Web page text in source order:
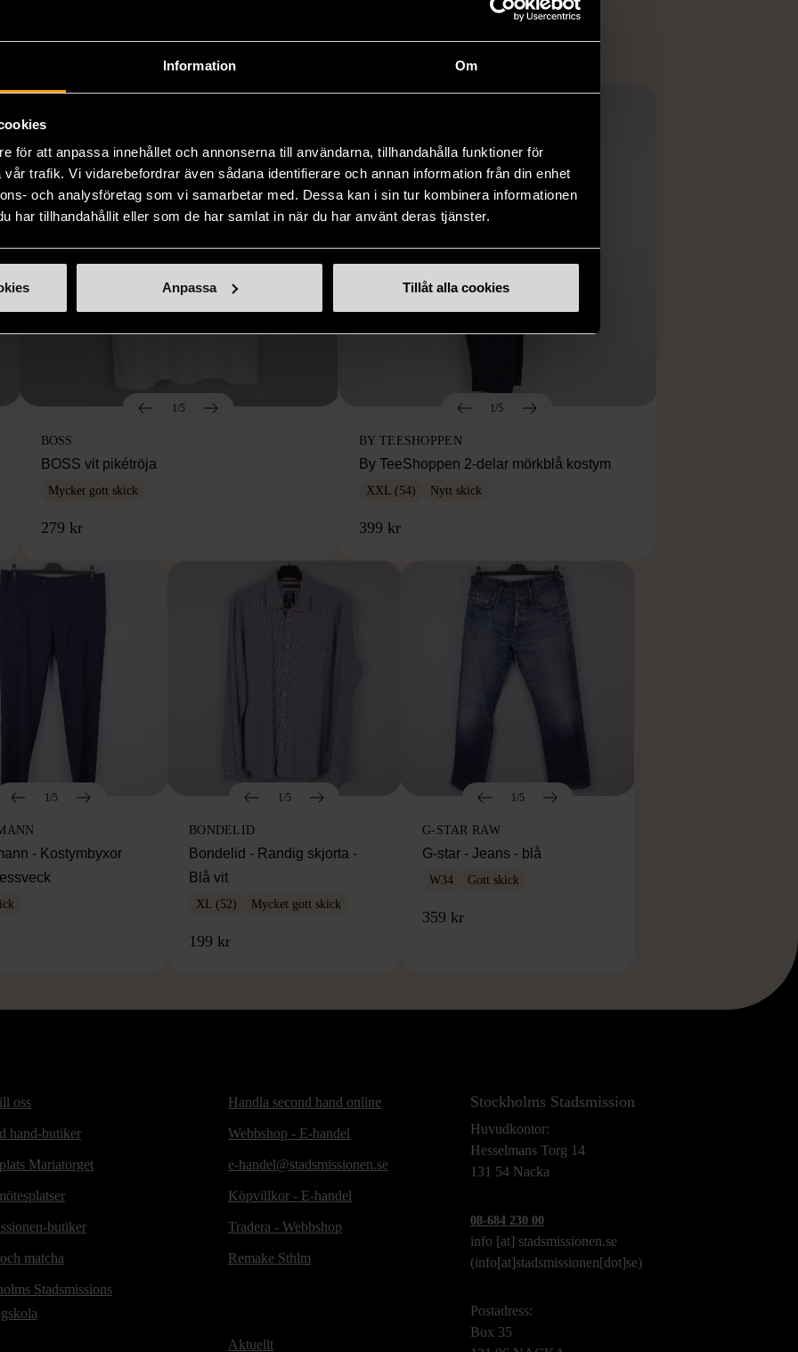
Information Om
för att anpassa innehållet och annonserna till användarna, tillhandahålla funktioner för
trafik. Vi vidarebefordrar även sådana identifierare och annan information från din enhet
och analysföretag som vi samarbetar med. Dessa kan i sin tur kombinera informationen
har tillhandahållit eller som de har samlat in när du har använt deras tjänster.
Anpassa Tillåt alla cookies
1/5
BOSS
BOSS vit pikétröja
Mycket gott skick
279 kr
1/5
BY TEESHOPPEN
By TeeShoppen 2-delar mörkblå kostym
XXL (54) Nytt skick
399 kr
1/5
- Kostymbyxor
1/5
BONDELID
Bondelid - Randig skjorta -
Blå vit
XL (52) Mycket gott skick
199 kr
1/5
G-STAR RAW
G-star - Jeans - blå
W34 Gott skick
359 kr
oss
hand-butiker
Mariatorget
butiker
matcha
Stadsmissions
Handla second hand online
Webbshop - E-handel
e-handel@stadsmissionen.se
Köpvillkor - E-handel
Tradera - Webbshop
Remake Sthlm
Aktuellt
Stockholms Stadsmission
Huvudkontor:
Hesselmans Torg 14
131 54 Nacka
08-684 230 00
info [at] stadsmissionen.se
(info[at]stadsmissionen[dot]se)
Postadress:
Box 35